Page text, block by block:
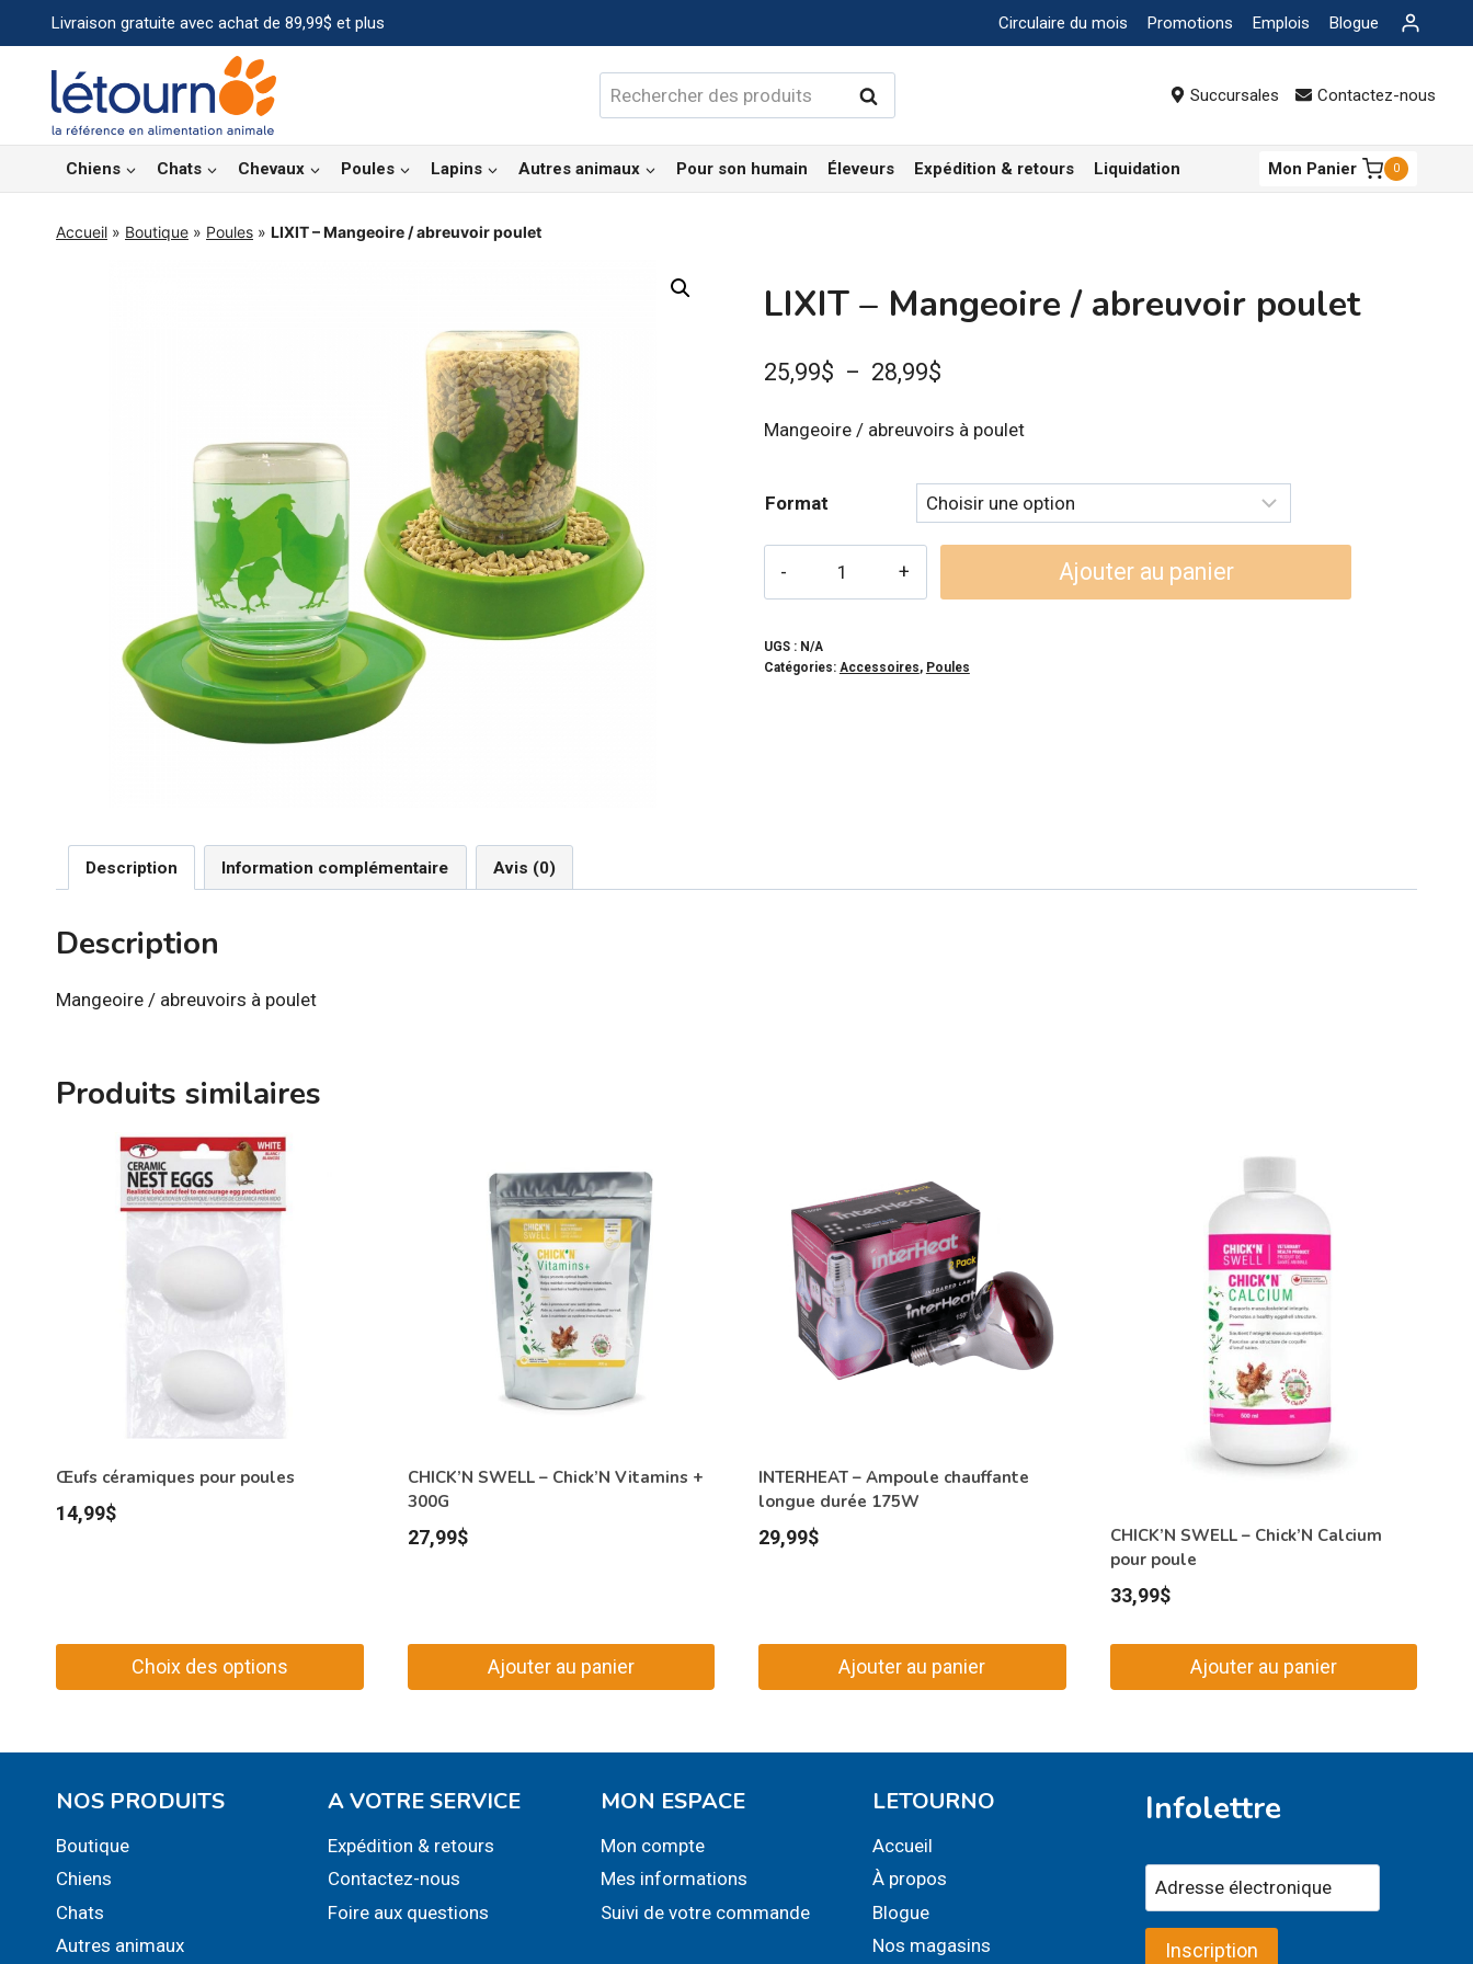
au
contenu
Livraison gratuite avec achat de 89,99$ et plus Circulaire du mois Promotions Emplois Blogue
Rechercher : Rechercher Succursales Contactez-nous
Chiens Chats Chevaux Poules Lapins Autres animaux Pour son humain Éleveurs Expédition & retours Liquidation Mon Panier 0
Accueil » Boutique » Poules » LIXIT – Mangeoire / abreuvoir poulet
LIXIT – Mangeoire / abreuvoir poulet
25,99$ – 28,99$Plage
prix :
25,99$
à
Mangeoire / abreuvoirs à poulet
Format
-
Mangeoire
Ajouter au panier
UGS : N/A
Catégories: Accessoires, Poules
Description Information complémentaire Avis (0)
Description
Mangeoire / abreuvoirs à poulet
Produits similaires
Œufs céramiques pour poules
14,99$
Choix des options
plusieurs
Les
options
peuvent
être
CHICK’N SWELL – Chick’N Vitamins +
300G
27,99$
Ajouter au panier
INTERHEAT – Ampoule chauffante
longue durée 175W
29,99$
Ajouter au panier
CHICK’N SWELL – Chick’N Calcium
pour poule
33,99$
Ajouter au panier
NOS PRODUITS
Boutique
Chiens
Chats
Autres animaux
A VOTRE SERVICE
Expédition & retours
Contactez-nous
Foire aux questions
MON ESPACE
Mon compte
Mes informations
Suivi de votre commande
LETOURNO
Accueil
À propos
Blogue
Nos magasins
Infolettre
Inscription